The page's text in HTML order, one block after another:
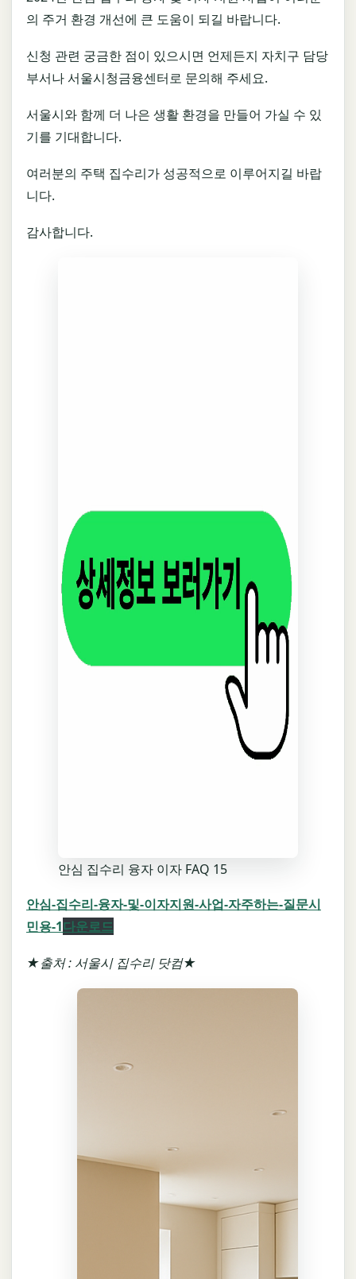
의 주거 환경 개선에 큰 도움이 되길 바랍니다.
신청 관련 궁금한 점이 있으시면 언제든지 자치구 담당
부서나 서울시청금융센터로 문의해 주세요.
서울시와 함께 더 나은 생활 환경을 만들어 가실 수 있
기를 기대합니다.
여러분의 주택 집수리가 성공적으로 이루어지길 바랍
니다.
감사합니다.
안심 집수리 융자 이자 FAQ 15
안심-집수리-융자-및-이자지원-사업-자주하는-질문시
민용-1다운로드
★출처 : 서울시 집수리 닷컴★